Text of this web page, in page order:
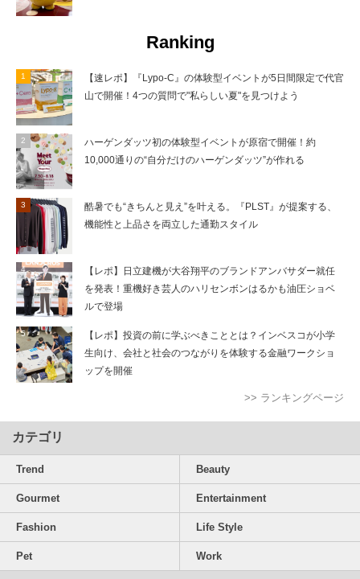
Ranking
【速レポ】『Lypo-C』の体験型イベントが5日間限定で代官
山で開催！4つの質問で"私らしい夏"を見つけよう
ハーゲンダッツ初の体験型イベントが原宿で開催！約
10,000通りの“自分だけのハーゲンダッツ”が作れる
酷暑でも“きちんと見え”を叶える。『PLST』が提案する、
機能性と上品さを両立した通勤スタイル
【レポ】日立建機が大谷翔平のブランドアンバサダー就任
を発表！重機好き芸人のハリセンボンはるかも油圧ショベ
ルで登場
【レポ】投資の前に学ぶべきこととは？インベスコが小学
生向け、会社と社会のつながりを体験する金融ワークショ
ップを開催
>> ランキングページ
カテゴリ
Trend Beauty
Gourmet Entertainment
Fashion Life Style
Pet Work